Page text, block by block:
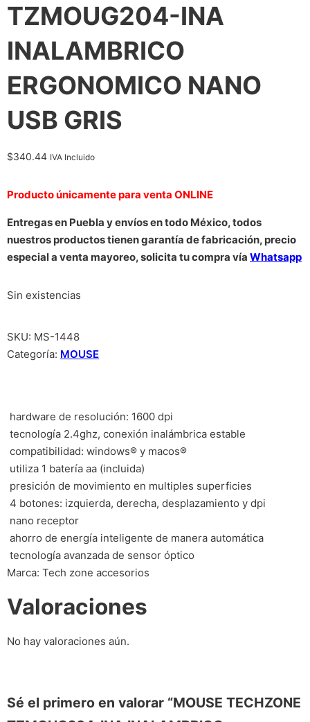
TZMOUG204-INA
INALAMBRICO
ERGONOMICO NANO
USB GRIS
$340.44 IVA Incluido
Producto únicamente para venta ONLINE
Entregas en Puebla y envíos en todo México, todos
nuestros productos tienen garantía de fabricación, precio
especial a venta mayoreo, solicita tu compra vía Whatsapp
Sin existencias
SKU: MS-1448
Categoría: MOUSE
 hardware de resolución: 1600 dpi
 tecnología 2.4ghz, conexión inalámbrica estable
 compatibilidad: windows® y macos®
 utiliza 1 batería aa (incluida)
 presición de movimiento en multiples superficies
 4 botones: izquierda, derecha, desplazamiento y dpi
 nano receptor
 ahorro de energía inteligente de manera automática
 tecnología avanzada de sensor óptico
Marca: Tech zone accesorios
Valoraciones
No hay valoraciones aún.
Sé el primero en valorar “MOUSE TECHZONE